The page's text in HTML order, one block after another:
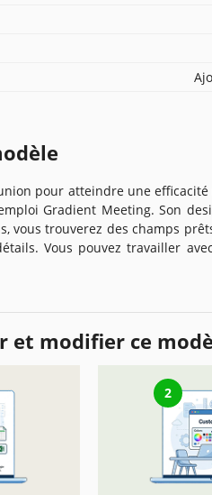
pour atteindre une
Gradient Meeting. Son
vous trouverez des champs
Vous pouvez travailler
et modifier ce
2